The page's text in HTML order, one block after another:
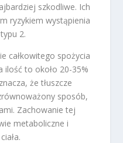
szkodliwe. Ich
ryzykiem wystąpienia
2.
całkowitego spożycia
ilość to około 20-35%
że tłuszcze
sposób,
Zachowanie tej
metaboliczne i